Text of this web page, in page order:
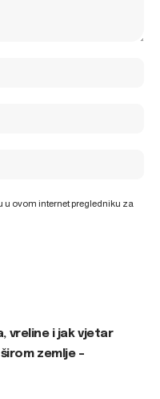
u ovom internet pregledniku za
vreline i jak vjetar
zemlje –